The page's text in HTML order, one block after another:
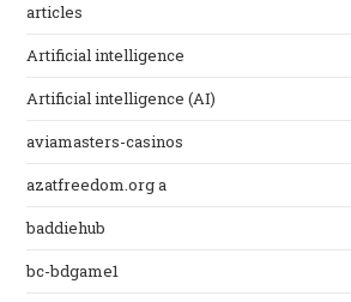
articles
Artificial intelligence
Artificial intelligence (AI)
aviamasters-casinos
azatfreedom.org a
baddiehub
bc-bdgame1